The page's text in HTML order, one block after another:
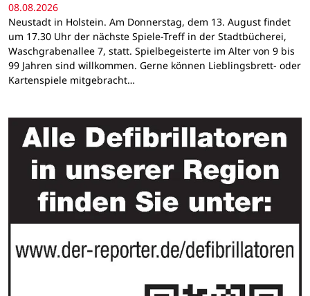
08.08.2026
Neustadt in Holstein. Am Donnerstag, dem 13. August findet
um 17.30 Uhr der nächste Spiele-Treff in der Stadtbücherei,
Waschgrabenallee 7, statt. Spielbegeisterte im Alter von 9 bis
99 Jahren sind willkommen. Gerne können Lieblingsbrett- oder
Kartenspiele mitgebracht…